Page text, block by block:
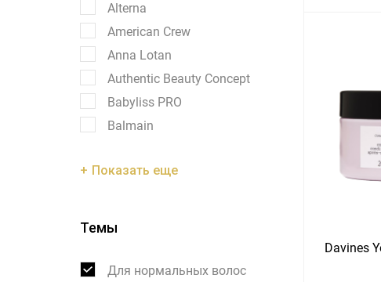
Alterna
American Crew
Anna Lotan
Authentic Beauty Concept
Babyliss PRO
Balmain
Показать еще
Темы
Для нормальных волос
Davines